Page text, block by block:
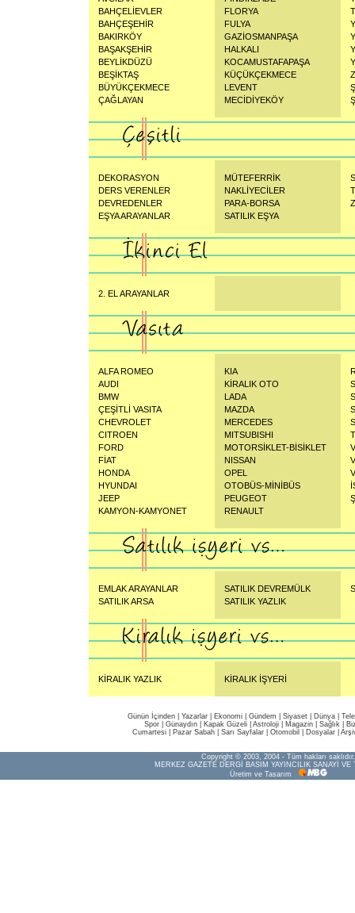
BAHÇELİEVLER
BAHÇEŞEHİR
BAKIRKÖY
BAŞAKŞEHİR
BEYLİKDÜZÜ
BEŞİKTAŞ
BÜYÜKÇEKMECE
ÇAĞLAYAN
FLORYA
FULYA
GAZİOSMANPAŞA
HALKALI
KOCAMUSTAFAPAŞA
KÜÇÜKÇEKMECE
LEVENT
MECİDİYEKÖY
DEKORASYON
DERS VERENLER
DEVREDENLER
EŞYA ARAYANLAR
MÜTEFERRİK
NAKLİYECİLER
PARA-BORSA
SATILIK EŞYA
2. EL ARAYANLAR
ALFA ROMEO
AUDI
BMW
ÇEŞİTLİ VASITA
CHEVROLET
CITROEN
FORD
FİAT
HONDA
HYUNDAI
JEEP
KAMYON-KAMYONET
KIA
KİRALIK OTO
LADA
MAZDA
MERCEDES
MITSUBISHI
MOTORSİKLET-BİSİKLET
NISSAN
OPEL
OTOBÜS-MİNİBÜS
PEUGEOT
RENAULT
EMLAK ARAYANLAR
SATILIK ARSA
SATILIK DEVREMÜLK
SATILIK YAZLIK
KİRALIK YAZLIK KİRALIK İŞYERİ
Günün İçinden Yazarlar Ekonomi Gündem Siyaset Dünya |
Spor
Günaydın Kapak Güzeli Astroloji Magazin Sağlık
Cumartesi
Pazar Sabah Sarı Sayfalar Otomobil Dosyalar
Copyright © 2003, 2004 - Tüm hakları saklıdır.
MERKEZ GAZETE DERGİ BASIM YAYINCILIK SANAYİ VE
Üretim ve Tasarım